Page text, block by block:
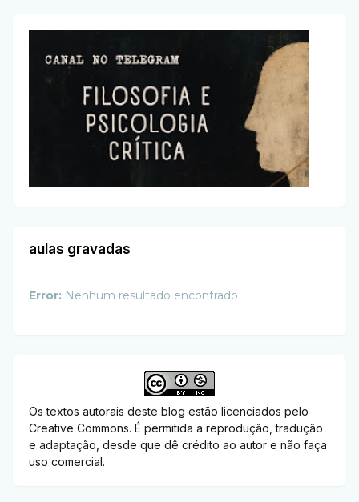
aulas gravadas
Error: Nenhum resultado encontrado
Os textos autorais deste blog estão licenciados pelo
Creative Commons. É permitida a reprodução, tradução
e adaptação, desde que dê crédito ao autor e não faça
uso comercial.